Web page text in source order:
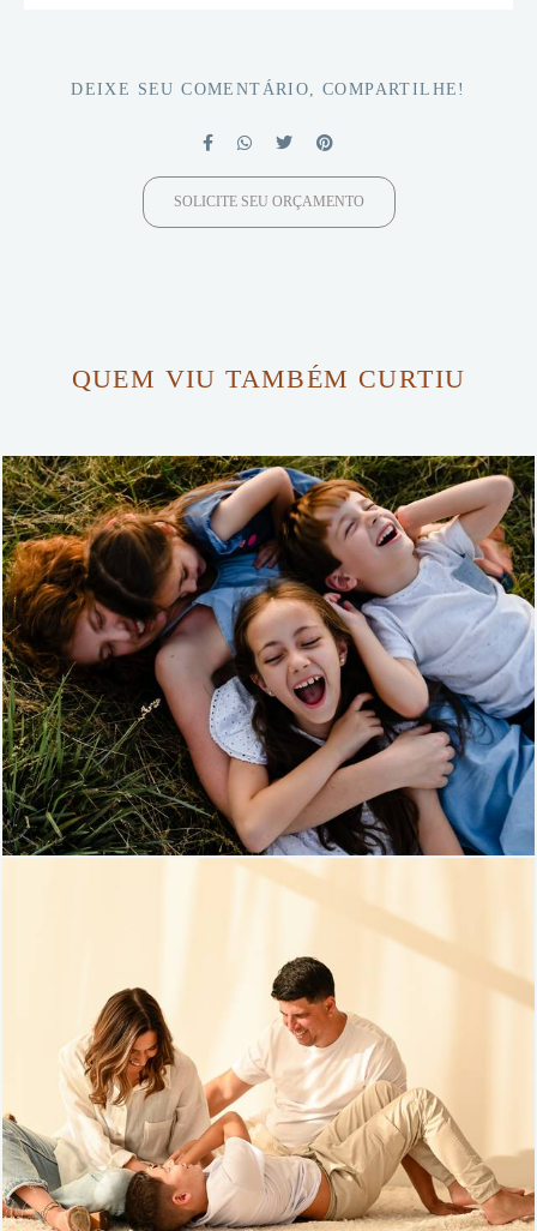
DEIXE SEU COMENTÁRIO, COMPARTILHE!
SOLICITE SEU ORÇAMENTO
QUEM VIU TAMBÉM CURTIU
645 1
317 84